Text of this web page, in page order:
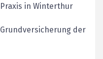
in Winterthur
der